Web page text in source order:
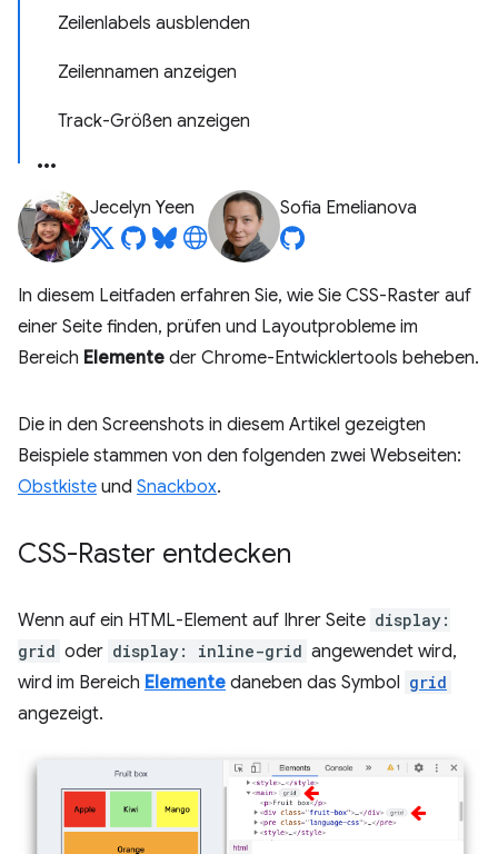
Zeilenlabels ausblenden
Zeilennamen anzeigen
Track-Größen anzeigen
Jecelyn Yeen Sofia Emelianova
In diesem Leitfaden erfahren Sie, wie Sie CSS-Raster auf
einer Seite finden, prüfen und Layoutprobleme im
Bereich Elemente der Chrome-Entwicklertools beheben.
Die in den Screenshots in diesem Artikel gezeigten
Beispiele stammen von den folgenden zwei Webseiten:
Obstkiste und Snackbox.
CSS-Raster entdecken
Wenn auf ein HTML-Element auf Ihrer Seite display:
grid oder display: inline-grid angewendet wird,
wird im Bereich Elemente daneben das Symbol grid
angezeigt.